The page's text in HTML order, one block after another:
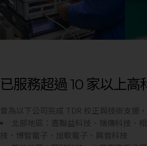
已服務超過 10 家以上高
曾為以下公司完成 TDR 校正與技術支援
北部地區：嘉聯益科技、瑞傳科技、
技、博智電子、旭軟電子、興普科技